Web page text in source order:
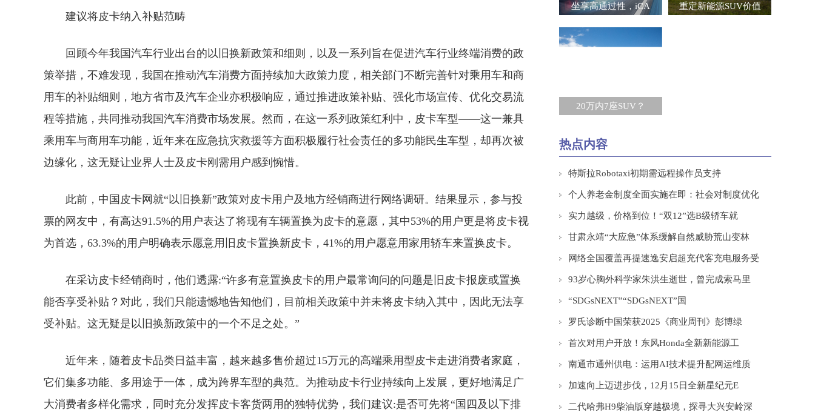
建议将皮卡纳入补贴范畴
回顾今年我国汽车行业出台的以旧换新政策和细则，以及一系列旨在促进汽车行业终端消费的政
策举措，不难发现，我国在推动汽车消费方面持续加大政策力度，相关部门不断完善针对乘用车和商
用车的补贴细则，地方省市及汽车企业亦积极响应，通过推进政策补贴、强化市场宣传、优化交易流
程等措施，共同推动我国汽车消费市场发展。然而，在这一系列政策红利中，皮卡车型——这一兼具
乘用车与商用车功能，近年来在应急抗灾救援等方面积极履行社会责任的多功能民生车型，却再次被
边缘化，这无疑让业界人士及皮卡刚需用户感到惋惜。
此前，中国皮卡网就“以旧换新”政策对皮卡用户及地方经销商进行网络调研。结果显示，参与投
票的网友中，有高达91.5%的用户表达了将现有车辆置换为皮卡的意愿，其中53%的用户更是将皮卡视
为首选，63.3%的用户明确表示愿意用旧皮卡置换新皮卡，41%的用户愿意用家用轿车来置换皮卡。
在采访皮卡经销商时，他们透露:“许多有意置换皮卡的用户最常询问的问题是旧皮卡报废或置换
能否享受补贴？对此，我们只能遗憾地告知他们，目前相关政策中并未将皮卡纳入其中，因此无法享
受补贴。这无疑是以旧换新政策中的一个不足之处。”
近年来，随着皮卡品类日益丰富，越来越多售价超过15万元的高端乘用型皮卡走进消费者家庭，
它们集多功能、多用途于一体，成为跨界车型的典范。为推动皮卡行业持续向上发展，更好地满足广
大消费者多样化需求，同时充分发挥皮卡客货两用的独特优势，我们建议:是否可先将“国四及以下排
坐享高通过性，iCA 重定新能源SUV价值
20万内7座SUV？
热点内容
特斯拉Robotaxi初期需远程操作员支持
个人养老金制度全面实施在即：社会对制度优化
实力越级，价格到位！“双12”选B级轿车就
甘肃永靖“大应急”体系缓解自然威胁荒山变林
网络全国覆盖再提速逸安启超充代客充电服务受
93岁心胸外科学家朱洪生逝世，曾完成索马里
“SDGsNEXT”“SDGsNEXT”国
罗氏诊断中国荣获2025《商业周刊》彭博绿
首次对用户开放！东风Honda全新新能源工
南通市通州供电：运用AI技术提升配网运维质
加速向上迈进步伐，12月15日全新星纪元E
二代哈弗H9柴油版穿越极境，探寻大兴安岭深